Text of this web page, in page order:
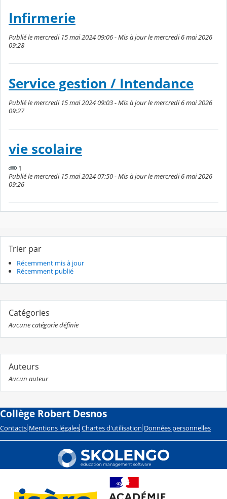
Infirmerie
Publié le mercredi 15 mai 2024 09:06 - Mis à jour le mercredi 6 mai 2026
09:28
Service gestion / Intendance
Publié le mercredi 15 mai 2024 09:03 - Mis à jour le mercredi 6 mai 2026
09:27
vie scolaire
1
Publié le mercredi 15 mai 2024 07:50 - Mis à jour le mercredi 6 mai 2026
09:26
Trier par
Récemment mis à jour
Récemment publié
Catégories
Aucune catégorie définie
Auteurs
Aucun auteur
Collège Robert Desnos
Contacts Mentions légales Chartes d'utilisation Données personnelles